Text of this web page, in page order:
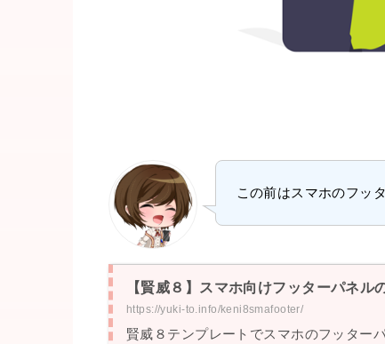
この前はスマホのフッ
【賢威８】スマホ向けフッターパネル
https://yuki-to.info/keni8smafooter/
賢威８テンプレートでスマホのフッター